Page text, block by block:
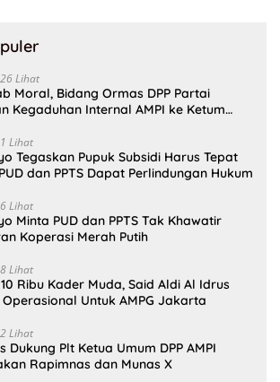
Lihat
Moral, Bidang Ormas DPP Partai
Kegaduhan Internal AMPI ke Ketum
Lihat
Tegaskan Pupuk Subsidi Harus Tepat
dan PPTS Dapat Perlindungan Hukum
Lihat
Minta PUD dan PPTS Tak Khawatir
Koperasi Merah Putih
Lihat
Ribu Kader Muda, Said Aldi Al Idrus
Untuk AMPG Jakarta
Lihat
Dukung Plt Ketua Umum DPP AMPI
Rapimnas dan Munas X